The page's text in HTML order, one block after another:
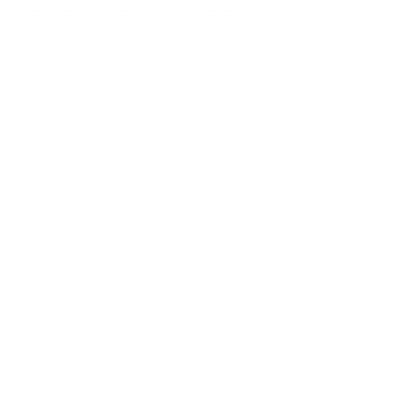
и спектакли, которые уже стали